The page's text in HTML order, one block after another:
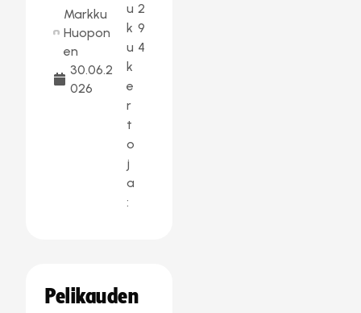
Markku
Huopon
en
30.06.2
026
u
k
u
k
e
r
t
o
j
a
:
2
9
4
Pelikauden